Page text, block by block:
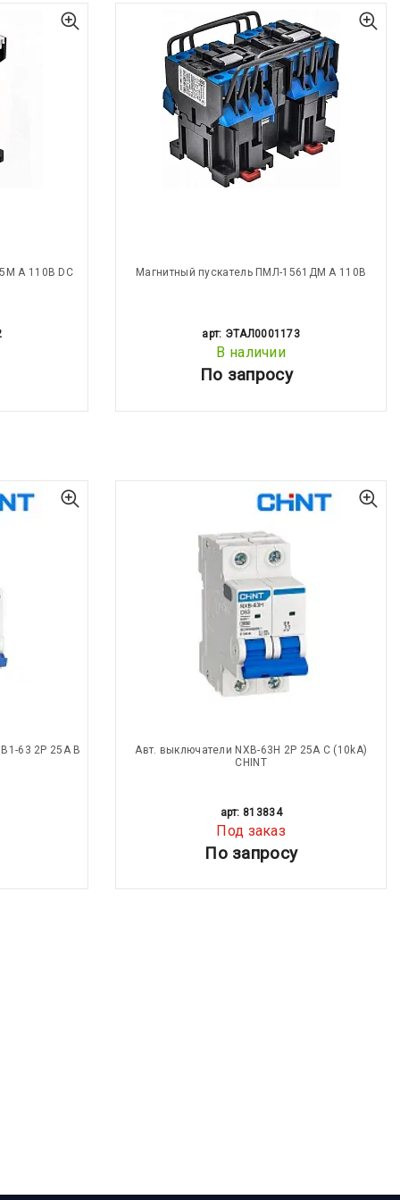
А 110В DC Магнитный пускатель ПМЛ-1561ДМ А 110В
арт: ЭТАЛ0001173
В наличии
По запросу
63 2P 25A B
Авт. выключатели NXB-63H 2P 25A С (10kA)
CHINT
арт: 813834
Под заказ
По запросу